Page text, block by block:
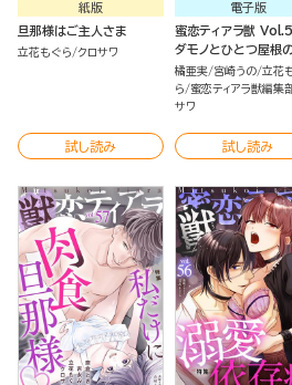
紙版
旦那様はご主人さま
立花もぐら クロサワ
試し読み
電子版
蜜恋ティアラ獣
ダモノとひとつ屋根
橘亜実 宮崎うの 立花
ら
蜜恋ティアラ獣編集
サワ
試し読み